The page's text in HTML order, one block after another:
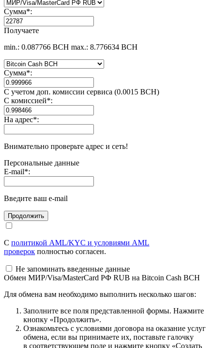
Сумма*:
Получаете
min.: 0.087766 BCH max.: 8.776634 BCH
Сумма*:
С учетом доп. комиссии сервиса (0.0015 BCH)
С комиссией*:
На адрес*:
Внимательно проверьте адрес и сеть!
Персональные данные
E-mail*:
Введите ваш e-mail
С политикой AML/KYC и условиями AML
проверок полностью согласен.
Не запоминать введенные данные
Обмен МИР/Visa/MasterCard РФ RUB на Bitcoin Cash BCH
Для обмена вам необходимо выполнить несколько шагов:
Заполните все поля представленной формы. Нажмите
кнопку «Продолжить».
Ознакомьтесь с условиями договора на оказание услуг
обмена, если вы принимаете их, поставьте галочку
в соответствующем поле и нажмите кнопку «Создать